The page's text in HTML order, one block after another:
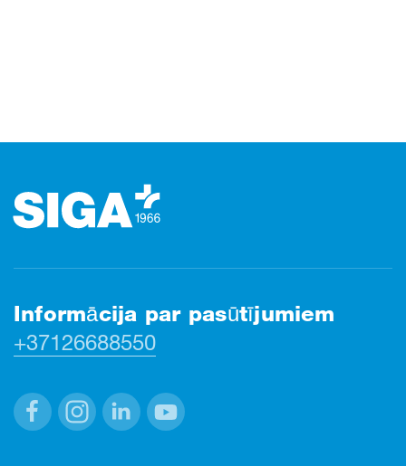
Informācija par pasūtījumiem
+37126688550